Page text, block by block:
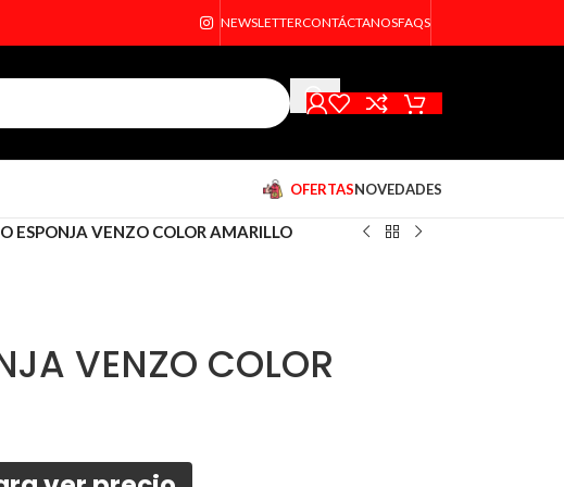
NEWSLETTERCONTÁCTANOSFAQS
OFERTASNOVEDADES
ESPONJA VENZO COLOR AMARILLO
VENZO COLOR